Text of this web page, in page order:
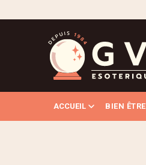
ACCUEIL BIEN ÊTRE